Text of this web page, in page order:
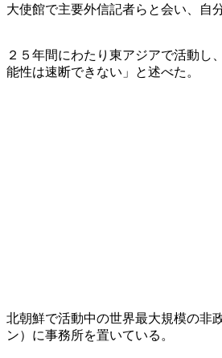
大使館で主要外信記者らと会い、自
２５年間にわたり東アジアで活動
能性は速断できない」と述べた。
北朝鮮で活動中の世界最大規模の非
ン）に事務所を置いている。